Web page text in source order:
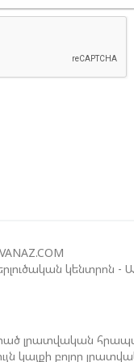
կենտրոն -
լրատվական
կայքի բոլոր